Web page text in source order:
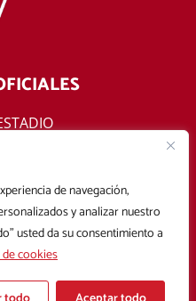
de navegación,
y analizar nuestro
usted da su consentimiento a
cookies
I
n
s
t
a
g
Política de cookies
de Contratación